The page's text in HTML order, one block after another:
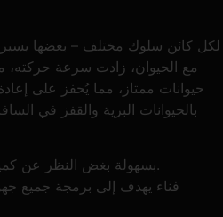
لكل كائن سلوك مختلف – بعضها يسير
مع الحيوان، زادت سرعة حركته،
حيوانات ممتاز، مما يُحفز على
بالحيوانات البرية والقفز في
يمكنك الاستمتاع بلعبة Crazy Rodeo بسهولة بغض النظر عن كمية اللعب التي تشعر بها لأن اللعبة سهلة اللعب.
فناء يهدف إلى برمجة جميع